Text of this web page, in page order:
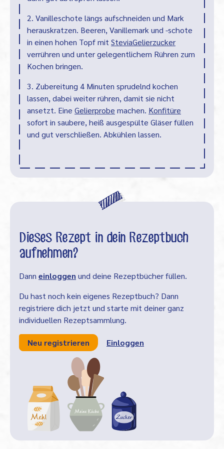
2. Vanilleschote längs aufschneiden und Mark
herauskratzen. Beeren, Vanillemark und -schote
in einen hohen Topf mit SteviaGelierzucker
verrühren und unter gelegentlichem Rühren zum
Kochen bringen.
3. Zubereitung 4 Minuten sprudelnd kochen
lassen, dabei weiter rühren, damit sie nicht
ansetzt. Eine Gelierprobe machen. Konfitüre
sofort in saubere, heiß ausgespülte Gläser füllen
und gut verschließen. Abkühlen lassen.
Dieses Rezept in dein Rezeptbuch
aufnehmen?
Dann einloggen und deine Rezeptbücher füllen.
Du hast noch kein eigenes Rezeptbuch? Dann
registriere dich jetzt und starte mit deiner ganz
individuellen Rezeptsammlung.
Neu registrieren Einloggen